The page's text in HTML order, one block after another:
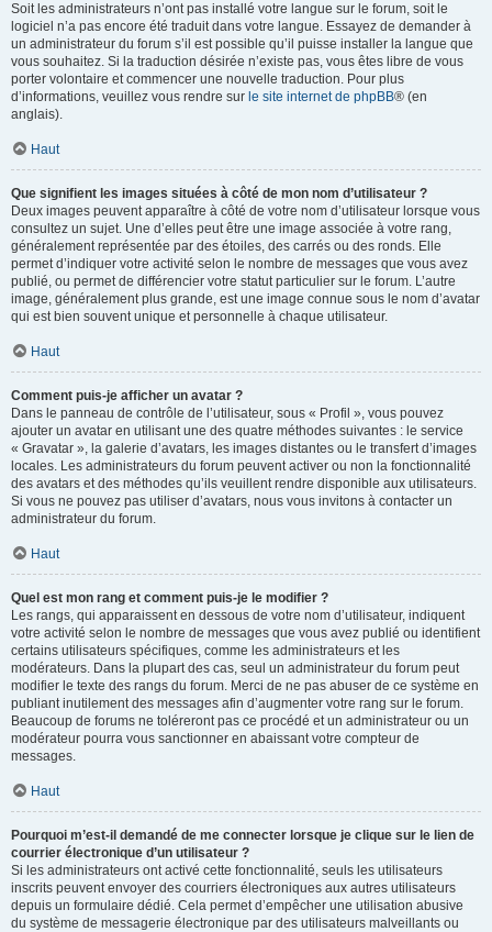
Soit les administrateurs n’ont pas installé votre langue sur le forum, soit le
logiciel n’a pas encore été traduit dans votre langue. Essayez de demander à
un administrateur du forum s’il est possible qu’il puisse installer la langue que
vous souhaitez. Si la traduction désirée n’existe pas, vous êtes libre de vous
porter volontaire et commencer une nouvelle traduction. Pour plus
d’informations, veuillez vous rendre sur le site internet de phpBB® (en
anglais).
Haut
Que signifient les images situées à côté de mon nom d’utilisateur ?
Deux images peuvent apparaître à côté de votre nom d’utilisateur lorsque vous
consultez un sujet. Une d’elles peut être une image associée à votre rang,
généralement représentée par des étoiles, des carrés ou des ronds. Elle
permet d’indiquer votre activité selon le nombre de messages que vous avez
publié, ou permet de différencier votre statut particulier sur le forum. L’autre
image, généralement plus grande, est une image connue sous le nom d’avatar
qui est bien souvent unique et personnelle à chaque utilisateur.
Haut
Comment puis-je afficher un avatar ?
Dans le panneau de contrôle de l’utilisateur, sous « Profil », vous pouvez
ajouter un avatar en utilisant une des quatre méthodes suivantes : le service
« Gravatar », la galerie d’avatars, les images distantes ou le transfert d’images
locales. Les administrateurs du forum peuvent activer ou non la fonctionnalité
des avatars et des méthodes qu’ils veuillent rendre disponible aux utilisateurs.
Si vous ne pouvez pas utiliser d’avatars, nous vous invitons à contacter un
administrateur du forum.
Haut
Quel est mon rang et comment puis-je le modifier ?
Les rangs, qui apparaissent en dessous de votre nom d’utilisateur, indiquent
votre activité selon le nombre de messages que vous avez publié ou identifient
certains utilisateurs spécifiques, comme les administrateurs et les
modérateurs. Dans la plupart des cas, seul un administrateur du forum peut
modifier le texte des rangs du forum. Merci de ne pas abuser de ce système en
publiant inutilement des messages afin d’augmenter votre rang sur le forum.
Beaucoup de forums ne toléreront pas ce procédé et un administrateur ou un
modérateur pourra vous sanctionner en abaissant votre compteur de
messages.
Haut
Pourquoi m’est-il demandé de me connecter lorsque je clique sur le lien de
courrier électronique d’un utilisateur ?
Si les administrateurs ont activé cette fonctionnalité, seuls les utilisateurs
inscrits peuvent envoyer des courriers électroniques aux autres utilisateurs
depuis un formulaire dédié. Cela permet d’empêcher une utilisation abusive
du système de messagerie électronique par des utilisateurs malveillants ou